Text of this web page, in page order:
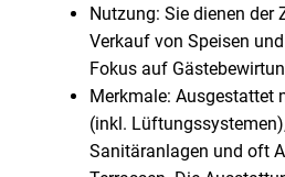
Nutzung: Sie dienen der
Verkauf von Speisen
Fokus auf
Merkmale: Ausgestattet
(inkl.
Sanitäranlagen und oft